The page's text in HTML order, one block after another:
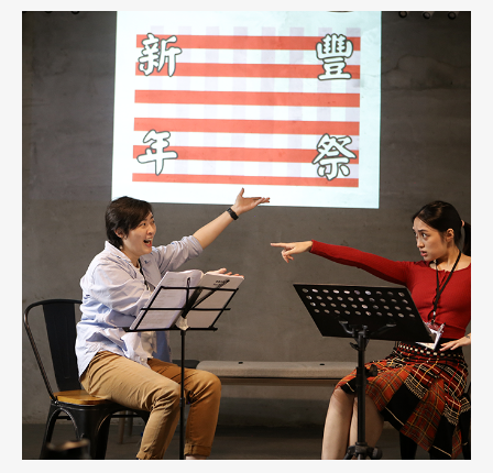
體專輯與數位串流幾乎同步推出，打破作品首演後往往消聲匿跡的
困境，使聽眾在感動尚未消散之際，得以反覆聆聽專輯，甚至翻開
樂譜親自演奏。此一發表路徑，使作品進入可被聆賞、學習與再詮
釋的循環，展現出極具開創意義的創作實踐。 此次演出的8首作
品，在題材上展現出有別於過往台灣中阮作品的新面向。潘宜彤從
個人的日常生活出發，以「聲音日記每天的最好」為主題，將日常
難以言明的情感與體悟真誠地轉化為音符。在演出中，她親自為觀
眾導聆，細說作品的創作緣起與生命脈絡，使琴音與觀眾的生命經
驗相互疊合，喚起更為深遠的回響。